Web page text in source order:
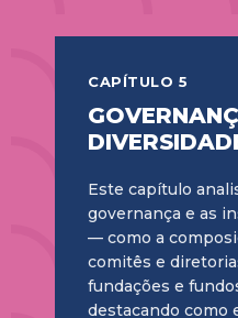
CAPÍTULO 5
Este capítulo
governança e as
— como a
comitês e
fundações e
destacando como